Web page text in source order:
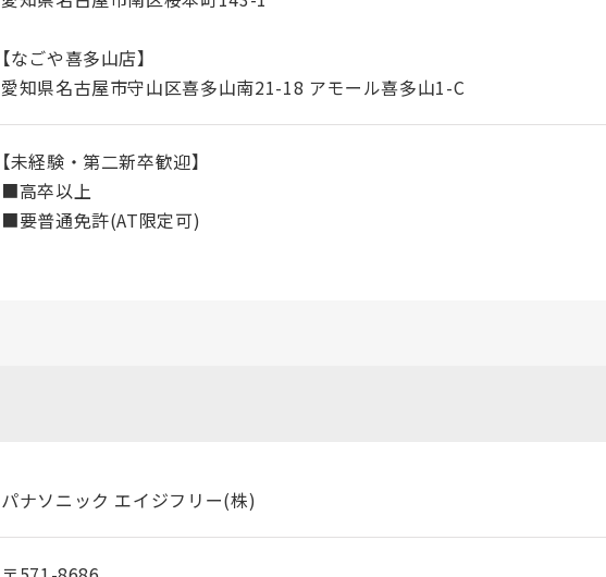
【なごや喜多山店】
愛知県名古屋市守山区喜多山南21-18 アモール喜多山1-C
【未経験・第二新卒歓迎】
■高卒以上
■要普通免許(AT限定可)
パナソニック エイジフリー(株)